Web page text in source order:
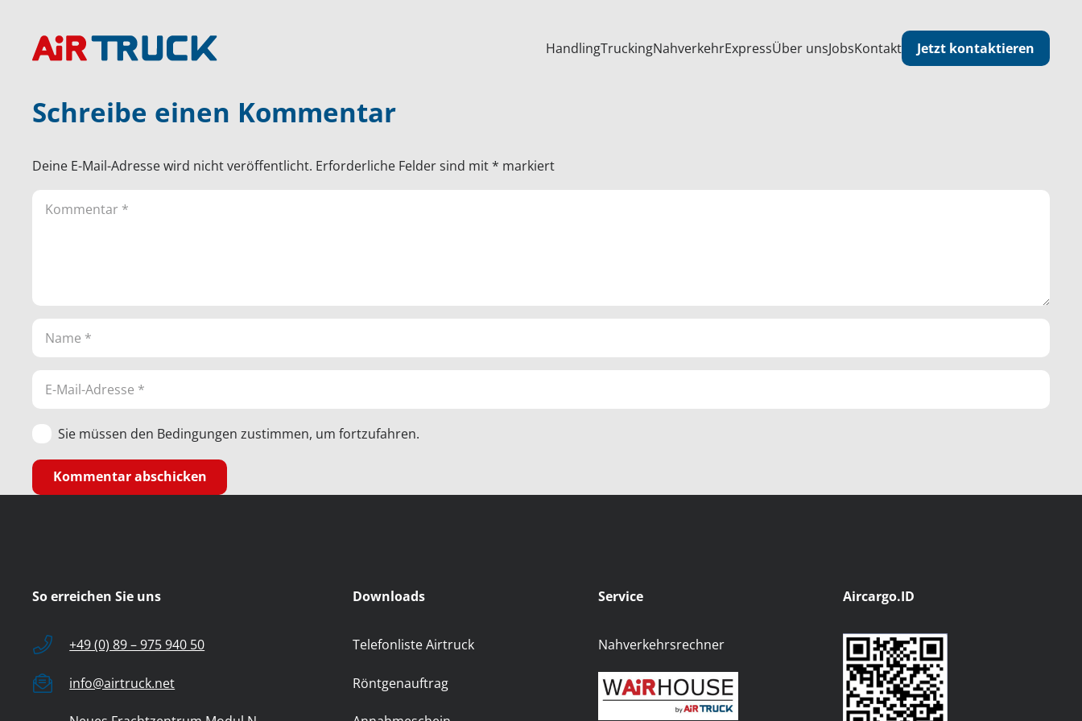
HandlingTruckingNahverkehrExpressÜber unsJobsKontakt Jetzt kontaktieren
Schreibe einen Kommentar
Deine E-Mail-Adresse wird nicht veröffentlicht. Erforderliche Felder sind mit* markiert
Sie müssen den Bedingungen zustimmen, um fortzufahren.
Kommentar abschicken
So erreichen Sie uns
+49 (0) 89 – 975 940 50
info@airtruck.net
Downloads
Telefonliste Airtruck
Röntgenauftrag
Service
Nahverkehrsrechner
Aircargo.ID